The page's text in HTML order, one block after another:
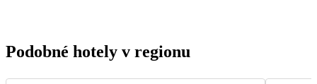
Podobné hotely v regionu